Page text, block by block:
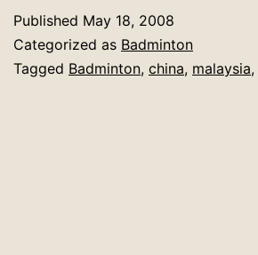
Published May 18, 2008
Categorized as Badminton
Tagged Badminton, china, malaysia,